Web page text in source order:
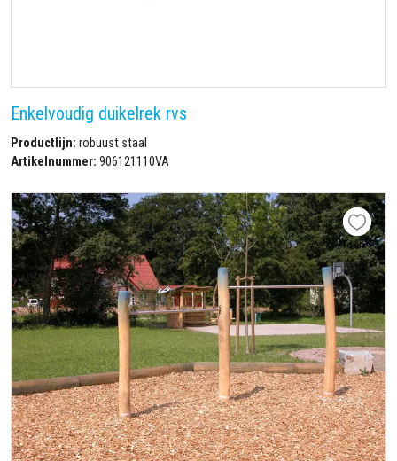
Enkelvoudig duikelrek rvs
Productlijn: robuust staal
Artikelnummer: 906121110VA